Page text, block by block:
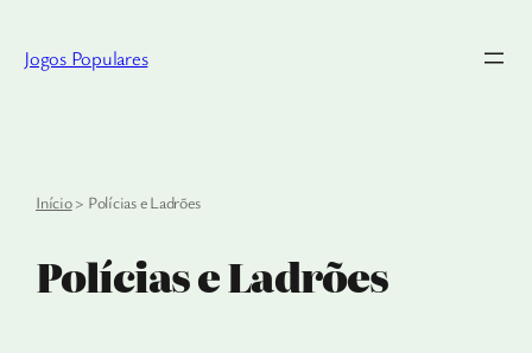
Jogos Populares
Início> Polícias e Ladrões
Polícias e Ladrões